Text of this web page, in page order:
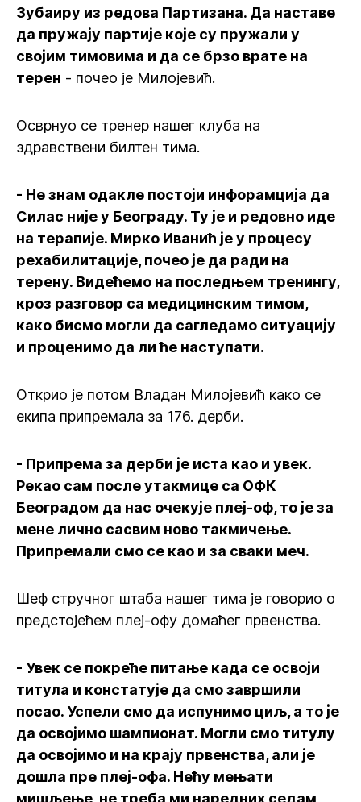
Зубаиру из редова Партизана. Да наставе
да пружају партије које су пружали у
својим тимовима и да се брзо врате на
терен - почео је Милојевић.
Осврнуо се тренер нашег клуба на
здравствени билтен тима.
- Не знам одакле постоји инфорамција да
Силас није у Београду. Ту је и редовно иде
на терапије. Мирко Иванић је у процесу
рехабилитације, почео је да ради на
терену. Видећемо на последњем тренингу,
кроз разговор са медицинским тимом,
како бисмо могли да сагледамо ситуацију
и проценимо да ли ће наступати.
Открио је потом Владан Милојевић како се
екипа припремала за 176. дерби.
- Припрема за дерби је иста као и увек.
Рекао сам после утакмице са ОФК
Београдом да нас очекује плеј-оф, то је за
мене лично сасвим ново такмичење.
Припремали смо се као и за сваки меч.
Шеф стручног штаба нашег тима је говорио о
предстојећем плеј-офу домаћег првенства.
- Увек се покреће питање када се освоји
титула и констатује да смо завршили
посао. Успели смо да испунимо циљ, а то је
да освојимо шампионат. Могли смо титулу
да освојимо и на крају првенства, али је
дошла пре плеј-офа. Нећу мењати
мишљење, не треба ми наредних седам